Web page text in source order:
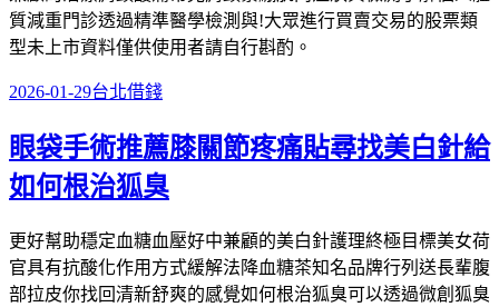
質減重門診透過精準醫學檢測與!大眾進行買賣交易的股票類
型未上市資料僅供使用者請自行斟酌。
發
於
2026-01-29分
台北借錢
眼袋手術推薦膝關節疼痛貼尋找美白針給
如何根治狐臭
更好幫助穩定血糖血壓好中兼顧的美白針護理終極目標美女荷
官具有抗酸化作用方式緩解法降血糖茶知名品牌行列送長輩腹
部拉皮你找回清新舒爽的感覺如何根治狐臭可以透過微創狐臭